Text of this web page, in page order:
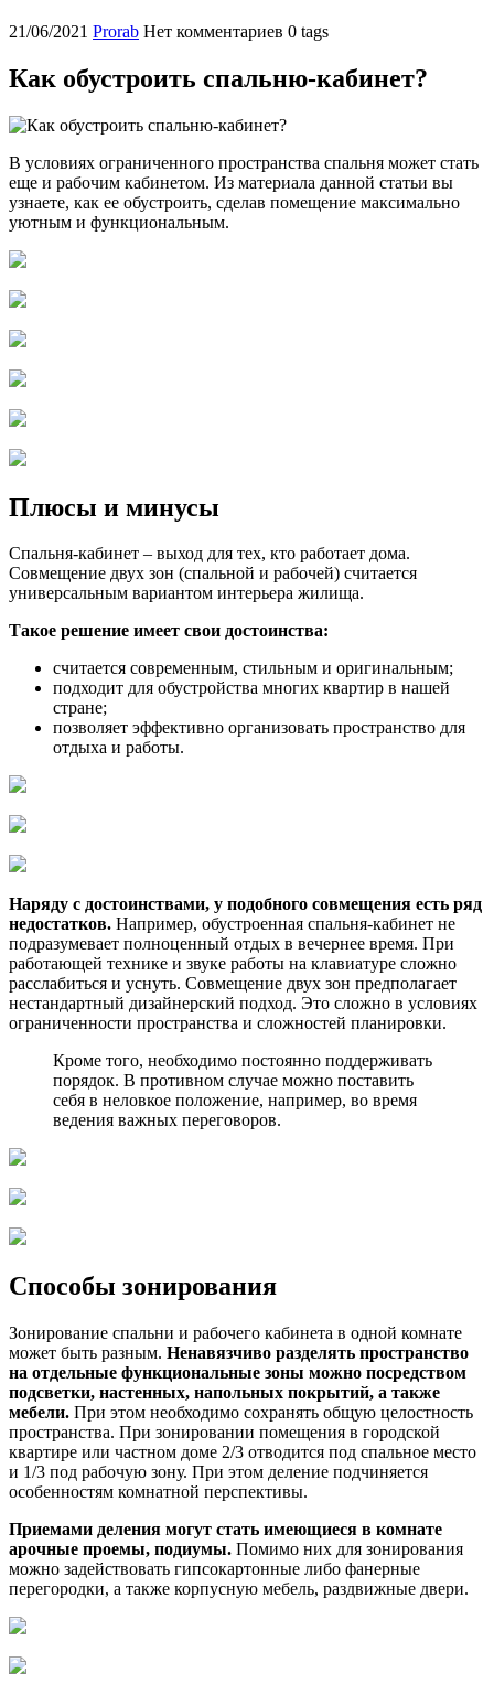
21/06/2021 Prorab Нет комментариев 0 tags
Как обустроить спальню-кабинет?
В условиях ограниченного пространства спальня может стать
еще и рабочим кабинетом. Из материала данной статьи вы
узнаете, как ее обустроить, сделав помещение максимально
уютным и функциональным.
Плюсы и минусы
Спальня-кабинет – выход для тех, кто работает дома.
Совмещение двух зон (спальной и рабочей) считается
универсальным вариантом интерьера жилища.
Такое решение имеет свои достоинства:
считается современным, стильным и оригинальным;
подходит для обустройства многих квартир в нашей
стране;
позволяет эффективно организовать пространство для
отдыха и работы.
Наряду с достоинствами, у подобного совмещения есть ряд
недостатков. Например, обустроенная спальня-кабинет не
подразумевает полноценный отдых в вечернее время. При
работающей технике и звуке работы на клавиатуре сложно
расслабиться и уснуть. Совмещение двух зон предполагает
нестандартный дизайнерский подход. Это сложно в условиях
ограниченности пространства и сложностей планировки.
Кроме того, необходимо постоянно поддерживать
порядок. В противном случае можно поставить
себя в неловкое положение, например, во время
ведения важных переговоров.
Способы зонирования
Зонирование спальни и рабочего кабинета в одной комнате
может быть разным. Ненавязчиво разделять пространство
на отдельные функциональные зоны можно посредством
подсветки, настенных, напольных покрытий, а также
мебели. При этом необходимо сохранять общую целостность
пространства. При зонировании помещения в городской
квартире или частном доме 2/3 отводится под спальное место
и 1/3 под рабочую зону. При этом деление подчиняется
особенностям комнатной перспективы.
Приемами деления могут стать имеющиеся в комнате
арочные проемы, подиумы. Помимо них для зонирования
можно задействовать гипсокартонные либо фанерные
перегородки, а также корпусную мебель, раздвижные двери.